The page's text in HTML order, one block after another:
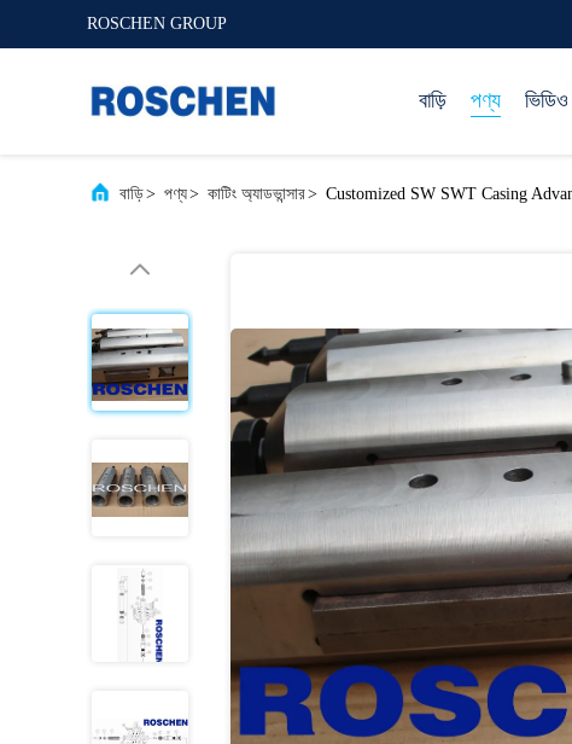
ROSCHEN GROUP
বাড়ি পণ্য ভিডিও
বাড়ি> পণ্য> কাটিং অ্যাডভান্সার> Customized SW SWT Casing